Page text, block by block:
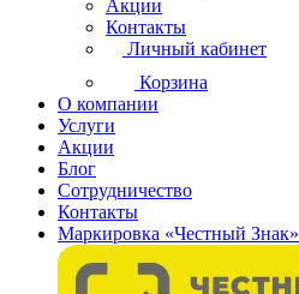
Акции
Контакты
Личный кабинет
Корзина
О компании
Услуги
Акции
Блог
Сотрудничество
Контакты
Маркировка «Честный Знак»